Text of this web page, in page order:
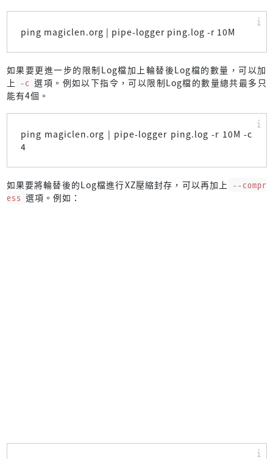
ping magiclen.org | pipe-logger ping.log -r 10M
如果要更進一步的限制Log檔加上輪替後Log檔的數量，可以加
上 -c 選項。例如以下指令，可以限制Log檔的數量總共最多只
能有4個。
ping magiclen.org | pipe-logger ping.log -r 10M -c
4
如果要將輪替後的Log檔進行XZ壓縮封存，可以再加上 --compr
ess 選項。例如：